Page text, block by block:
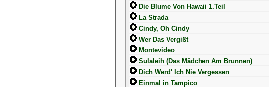
Die Blume Von Hawaii 1.Teil
La Strada
Cindy, Oh Cindy
Wer Das Vergißt
Montevideo
Sulaleih (Das Mädchen Am Brunnen)
Dich Werd' Ich Nie Vergessen
Einmal in Tampico